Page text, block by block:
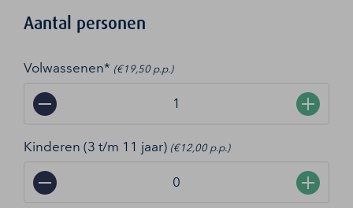
Aantal personen
Volwassenen* (€19,50 p.p.)
− +
Kinderen (3 t/m 11 jaar) (€12,00 p.p.)
− +